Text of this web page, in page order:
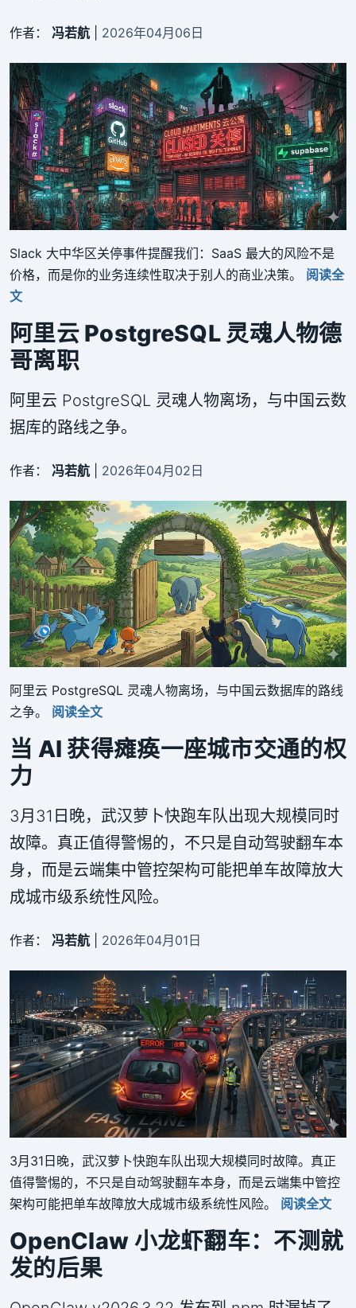
作者： 冯若航 2026年04月06日
Slack 大中华区关停事件提醒我们：SaaS 最大的风险不是
价格，而是你的业务连续性取决于别人的商业决策。 阅读全
文
阿里云 PostgreSQL 灵魂人物德
哥离职
阿里云 PostgreSQL 灵魂人物离场，与中国云数
据库的路线之争。
作者： 冯若航 2026年04月02日
阿里云 PostgreSQL 灵魂人物离场，与中国云数据库的路线
之争。 阅读全文
当 AI 获得瘫痪一座城市交通的权
力
3月31日晚，武汉萝卜快跑车队出现大规模同时
故障。真正值得警惕的，不只是自动驾驶翻车本
身，而是云端集中管控架构可能把单车故障放大
成城市级系统性风险。
作者： 冯若航 2026年04月01日
3月31日晚，武汉萝卜快跑车队出现大规模同时故障。真正
值得警惕的，不只是自动驾驶翻车本身，而是云端集中管控
架构可能把单车故障放大成城市级系统性风险。 阅读全文
OpenClaw 小龙虾翻车：不测就
发的后果